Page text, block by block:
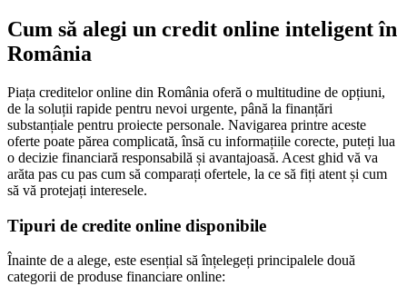
Cum să alegi un credit online inteligent în
România
Piața creditelor online din România oferă o multitudine de opțiuni,
de la soluții rapide pentru nevoi urgente, până la finanțări
substanțiale pentru proiecte personale. Navigarea printre aceste
oferte poate părea complicată, însă cu informațiile corecte, puteți lua
o decizie financiară responsabilă și avantajoasă. Acest ghid vă va
arăta pas cu pas cum să comparați ofertele, la ce să fiți atent și cum
să vă protejați interesele.
Tipuri de credite online disponibile
Înainte de a alege, este esențial să înțelegeți principalele două
categorii de produse financiare online: